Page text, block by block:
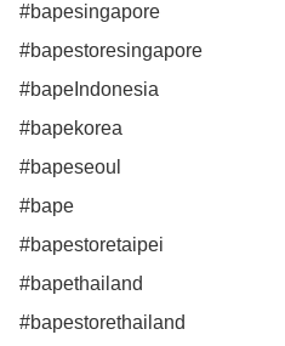
#bapesingapore
#bapestoresingapore
#bapeIndonesia
#bapekorea
#bapeseoul
#bape
#bapestoretaipei
#bapethailand
#bapestorethailand